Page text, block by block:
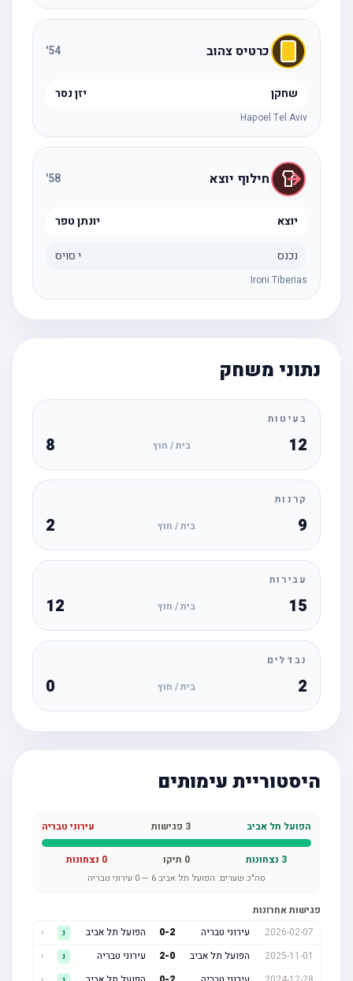
כרטיס צהוב 54
'
שחקן יזן נסר
Hapoel Tel Aviv
חילוף יוצא 58
'
יוצא יונתן טפר
נכנס י סויס
Ironi Tiberias
נתוני משחק
בעיטות
12 בית / חוץ
קרנות
בית / חוץ
עבירות
15 בית / חוץ 12
נבדלים
בית / חוץ
היסטוריית עימותים
הפועל תל אביב פגישות עירוני טבריה
נצחונות תיקו נצחונות
סה"כ שערים:הפועל תל אביב6
—
0עירוני טבריה
פגישות אחרונות
2026-02-07
עירוני טבריה 0- הפועל תל אביב
2025-11-01
הפועל תל אביב 2- עירוני טבריה